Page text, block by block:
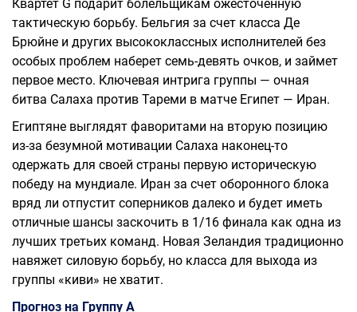
Квартет G подарит болельщикам ожесточенную
тактическую борьбу. Бельгия за счет класса Де
Брюйне и других высококлассных исполнителей без
особых проблем наберет семь-девять очков, и займет
первое место. Ключевая интрига группы — очная
битва Салаха против Тареми в матче Египет — Иран.
Египтяне выглядят фаворитами на вторую позицию
из-за безумной мотивации Салаха наконец-то
одержать для своей страны первую историческую
победу на мундиале. Иран за счет оборонного блока
вряд ли отпустит соперников далеко и будет иметь
отличные шансы заскочить в 1/16 финала как одна из
лучших третьих команд. Новая Зеландия традиционно
навяжет силовую борьбу, но класса для выхода из
группы «киви» не хватит.
Прогноз на Группу A